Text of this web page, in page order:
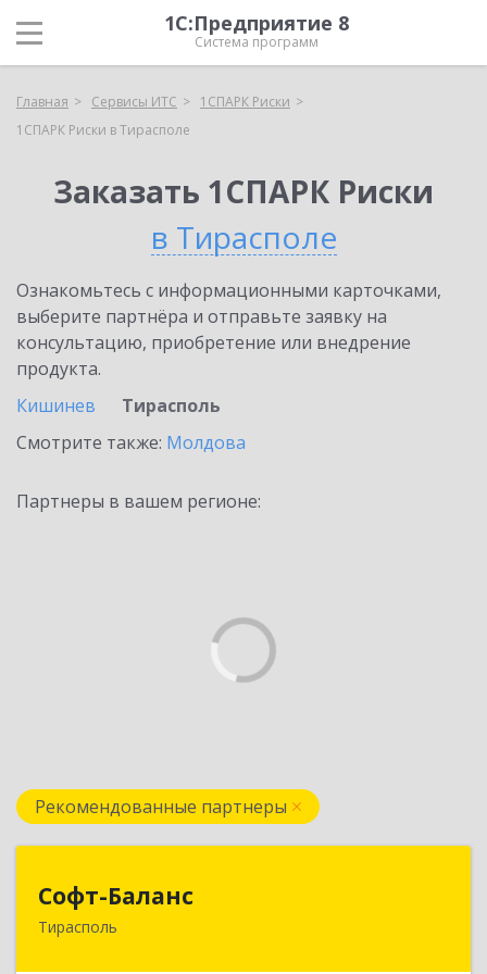
1С:Предприятие 8
Система программ
Главная Сервисы ИТС
1СПАРК Риски
1СПАРК Риски в Тирасполе
Заказать 1СПАРК Риски
в Тирасполе
Ознакомьтесь с информационными карточками,
выберите партнёра и отправьте заявку на
консультацию, приобретение или внедрение
продукта.
Кишинев
Тирасполь
Смотрите также: Молдова
Партнеры в вашем регионе:
Рекомендованные партнеры
Софт-Баланс
Тирасполь